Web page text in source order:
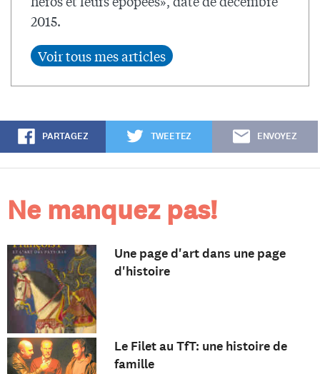
2015.
PARTAGEZ TWEETEZ ENVOYEZ
Ne manquez pas!
Une page d'art dans une page
d'histoire
Le Filet au TfT: une histoire de
famille